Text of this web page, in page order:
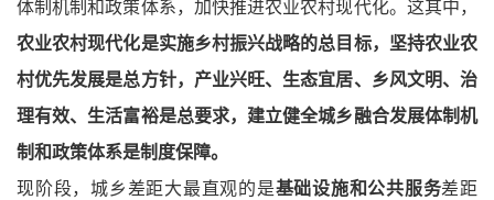
体制机制和政策体系，加快推进农业农村现代化。这其中，
农业农村现代化是实施乡村振兴战略的总目标，坚持农业农
村优先发展是总方针，产业兴旺、生态宜居、乡风文明、治
理有效、生活富裕是总要求，建立健全城乡融合发展体制机
制和政策体系是制度保障。
现阶段，城乡差距大最直观的是基础设施和公共服务差距